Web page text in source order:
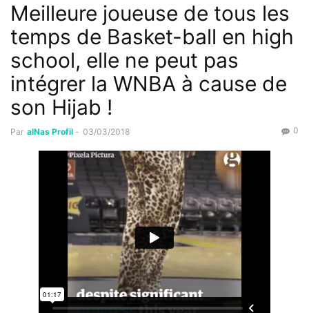
Meilleure joueuse de tous les
temps de Basket-ball en high
school, elle ne peut pas
intégrer la WNBA à cause de
son Hijab !
Par alNas Profil - 03/03/2018 0